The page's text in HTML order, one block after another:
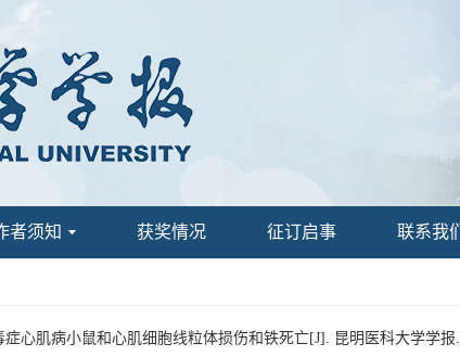
者须知 获奖情况 征订启事 联系我们
心肌病小鼠和心肌细胞线粒体损伤和铁死亡[J]. 昆明医科大学学报.